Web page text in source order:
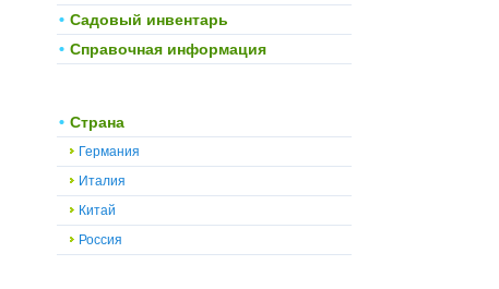
Садовый инвентарь
Справочная информация
Страна
Германия
Италия
Китай
Россия